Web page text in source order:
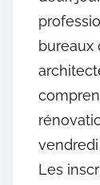
bureaux
vendredi
Les